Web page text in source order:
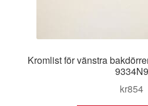
Kromlist för vänstra
9334N9
kr854